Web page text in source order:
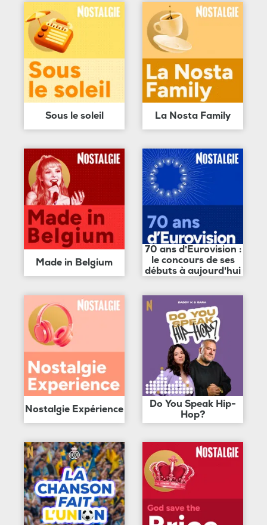
Sous le soleil La Nosta Family
Made in Belgium
70 ans d'Eurovision :
le concours de ses
débuts à aujourd'hui
Nostalgie Expérience
Do You Speak Hip-
Hop?